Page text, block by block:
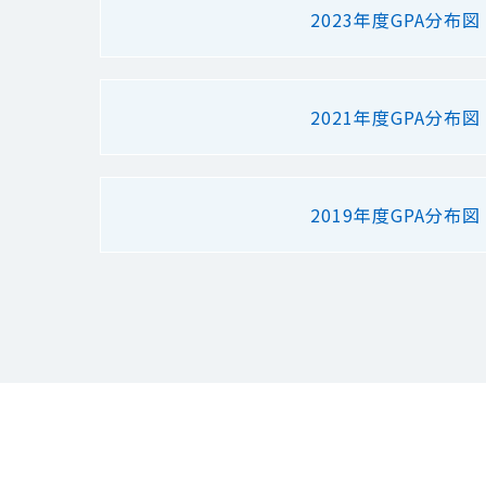
2023年度GPA分布図
2021年度GPA分布図
2019年度GPA分布図